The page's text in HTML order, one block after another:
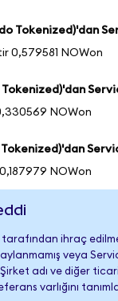
Tokenized)'dan
0,579581 NOWon
NOWon
NOWon
tarafından ihraç
veya
adı ve diğer
varlığını